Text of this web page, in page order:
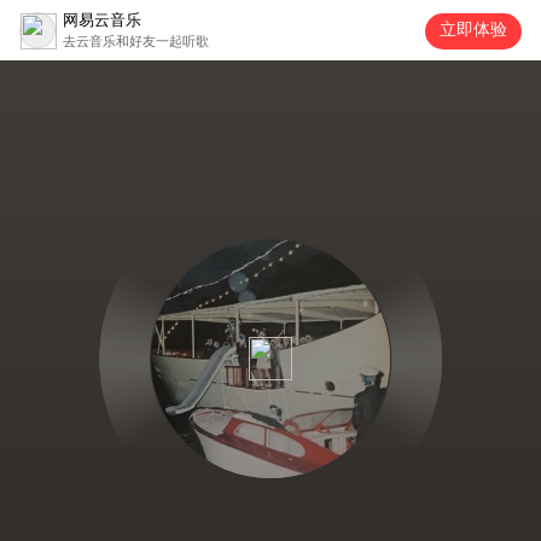
网易云音乐
去云音乐和好友一起听歌
立即体验